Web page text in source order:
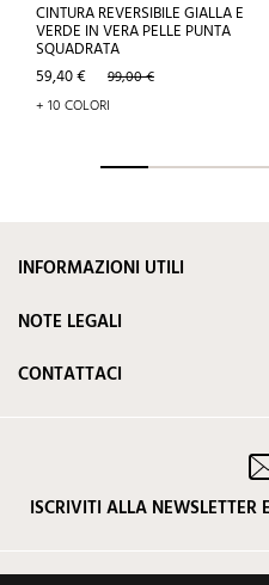
CINTURA REVERSIBILE GIALLA E
VERDE IN VERA PELLE PUNTA
SQUADRATA
Prezzo
59,40 € Prezzo
base
99,00 €
+ 10 COLORI
INFORMAZIONI UTILI
NOTE LEGALI
CONTATTACI
ISCRIVITI ALLA